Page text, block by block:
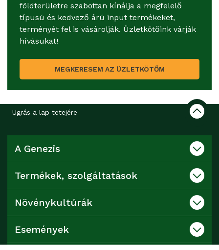
földterületre szabottan kínálja a megfelelő
típusú és kedvező árú input termékeket,
terményét fel is vásárolják. Üzletkötőink várják
hívásukat!
MEGKERESEM AZ ÜZLETKÖTŐM
Ugrás a lap tetejére
A Genezis
Termékek, szolgáltatások
Növénykultúrák
Események